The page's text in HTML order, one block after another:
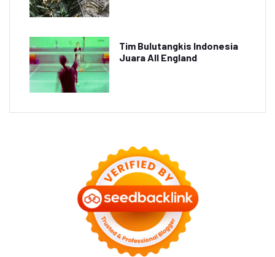
Tim Bulutangkis Indonesia
Juara All England